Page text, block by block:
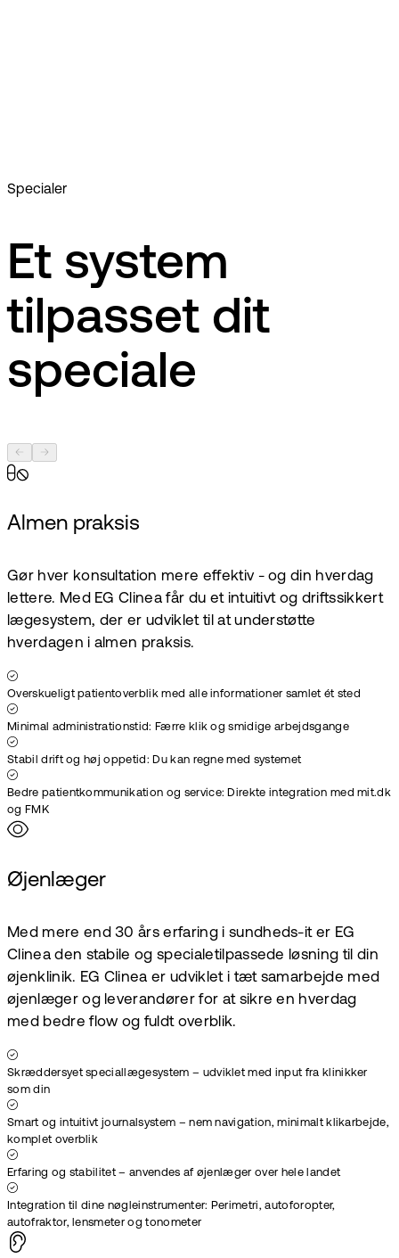
Specialer
Et system
tilpasset dit
speciale
Almen praksis
Gør hver konsultation mere effektiv - og din hverdag
lettere. Med EG Clinea får du et intuitivt og driftssikkert
lægesystem, der er udviklet til at understøtte
hverdagen i almen praksis.
Overskueligt patientoverblik med alle informationer samlet ét sted
Minimal administrationstid: Færre klik og smidige arbejdsgange
Stabil drift og høj oppetid: Du kan regne med systemet
Bedre patientkommunikation og service: Direkte integration med mit.dk
og FMK
Øjenlæger
Med mere end 30 års erfaring i sundheds-it er EG
Clinea den stabile og specialetilpassede løsning til din
øjenklinik. EG Clinea er udviklet i tæt samarbejde med
øjenlæger og leverandører for at sikre en hverdag
med bedre flow og fuldt overblik.
Skræddersyet speciallægesystem – udviklet med input fra klinikker
som din
Smart og intuitivt journalsystem – nem navigation, minimalt klikarbejde,
komplet overblik
Erfaring og stabilitet – anvendes af øjenlæger over hele landet
Integration til dine nøgleinstrumenter: Perimetri, autoforopter,
autofraktor, lensmeter og tonometer